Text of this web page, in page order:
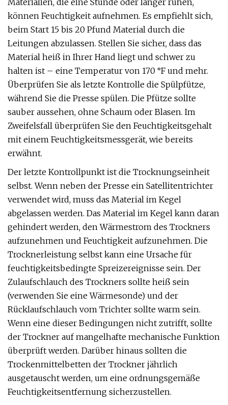
Materialien, die eine Stunde oder länger ruhen,
können Feuchtigkeit aufnehmen. Es empfiehlt sich,
beim Start 15 bis 20 Pfund Material durch die
Leitungen abzulassen. Stellen Sie sicher, dass das
Material heiß in Ihrer Hand liegt und schwer zu
halten ist – eine Temperatur von 170 °F und mehr.
Überprüfen Sie als letzte Kontrolle die Spülpfütze,
während Sie die Presse spülen. Die Pfütze sollte
sauber aussehen, ohne Schaum oder Blasen. Im
Zweifelsfall überprüfen Sie den Feuchtigkeitsgehalt
mit einem Feuchtigkeitsmessgerät, wie bereits
erwähnt.
Der letzte Kontrollpunkt ist die Trocknungseinheit
selbst. Wenn neben der Presse ein Satellitentrichter
verwendet wird, muss das Material im Kegel
abgelassen werden. Das Material im Kegel kann daran
gehindert werden, den Wärmestrom des Trockners
aufzunehmen und Feuchtigkeit aufzunehmen. Die
Trocknerleistung selbst kann eine Ursache für
feuchtigkeitsbedingte Spreizereignisse sein. Der
Zulaufschlauch des Trockners sollte heiß sein
(verwenden Sie eine Wärmesonde) und der
Rücklaufschlauch vom Trichter sollte warm sein.
Wenn eine dieser Bedingungen nicht zutrifft, sollte
der Trockner auf mangelhafte mechanische Funktion
überprüft werden. Darüber hinaus sollten die
Trockenmittelbetten der Trockner jährlich
ausgetauscht werden, um eine ordnungsgemäße
Feuchtigkeitsentfernung sicherzustellen.